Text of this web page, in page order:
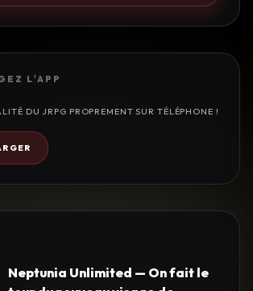
L'APP
DU JRPG PROPREMENT SUR TÉLÉPHONE !
Neptunia Unlimited — On fait le